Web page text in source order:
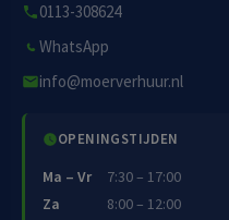
0113-308624
WhatsApp
info@moerverhuur.nl
OPENINGSTIJDEN
Ma – Vr
7:30 – 17:00
Za
8:00 – 12:00